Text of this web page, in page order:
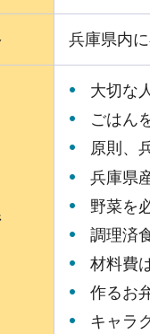
兵庫県内
大切な
ごはん
原則、
兵庫県
野菜を
調理済
材料費
作るお
キャラ